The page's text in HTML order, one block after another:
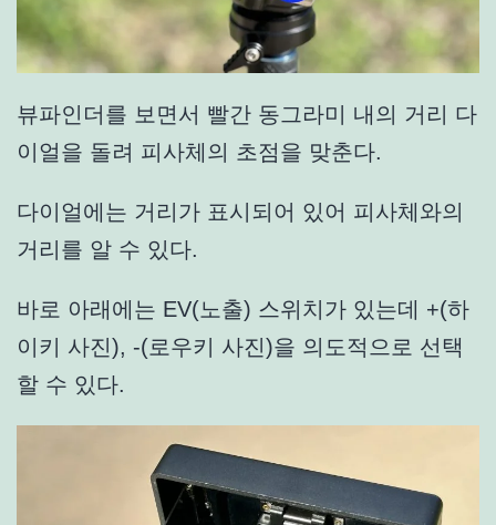
뷰파인더를 보면서 빨간 동그라미 내의 거리 다
이얼을 돌려 피사체의 초점을 맞춘다.
다이얼에는 거리가 표시되어 있어 피사체와의
거리를 알 수 있다.
바로 아래에는 EV(노출) 스위치가 있는데 +(하
이키
사진), -(로우키
사진)을 의도적으로 선택
할 수 있다.